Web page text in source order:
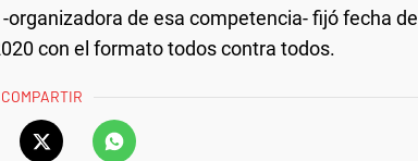
organizadora de esa competencia- fijó fecha de
con el formato todos contra todos.
COMPARTIR